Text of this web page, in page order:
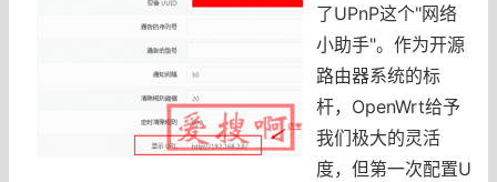
了UPnP这个"网络
小助手"。作为开源
路由器系统的标
杆，OpenWrt给予
我们极大的灵活
度，但第一次配置U